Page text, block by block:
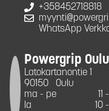
+358452718818
WhatsApp
Powergrip Oulu
Latokartanontie 1
90150
Oulu
ma - pe
la
10